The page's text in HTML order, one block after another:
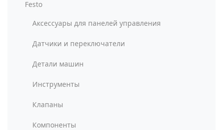
Festo
Аксессуары для панелей управления
Датчики и переключатели
Детали машин
Инструменты
Клапаны
Компоненты